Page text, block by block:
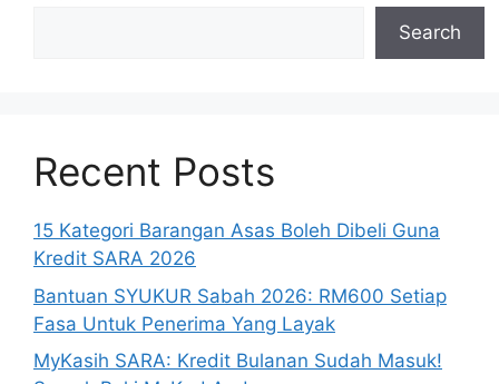
Search
Recent Posts
15 Kategori Barangan Asas Boleh Dibeli Guna
Kredit SARA 2026
Bantuan SYUKUR Sabah 2026: RM600 Setiap
Fasa Untuk Penerima Yang Layak
MyKasih SARA: Kredit Bulanan Sudah Masuk!